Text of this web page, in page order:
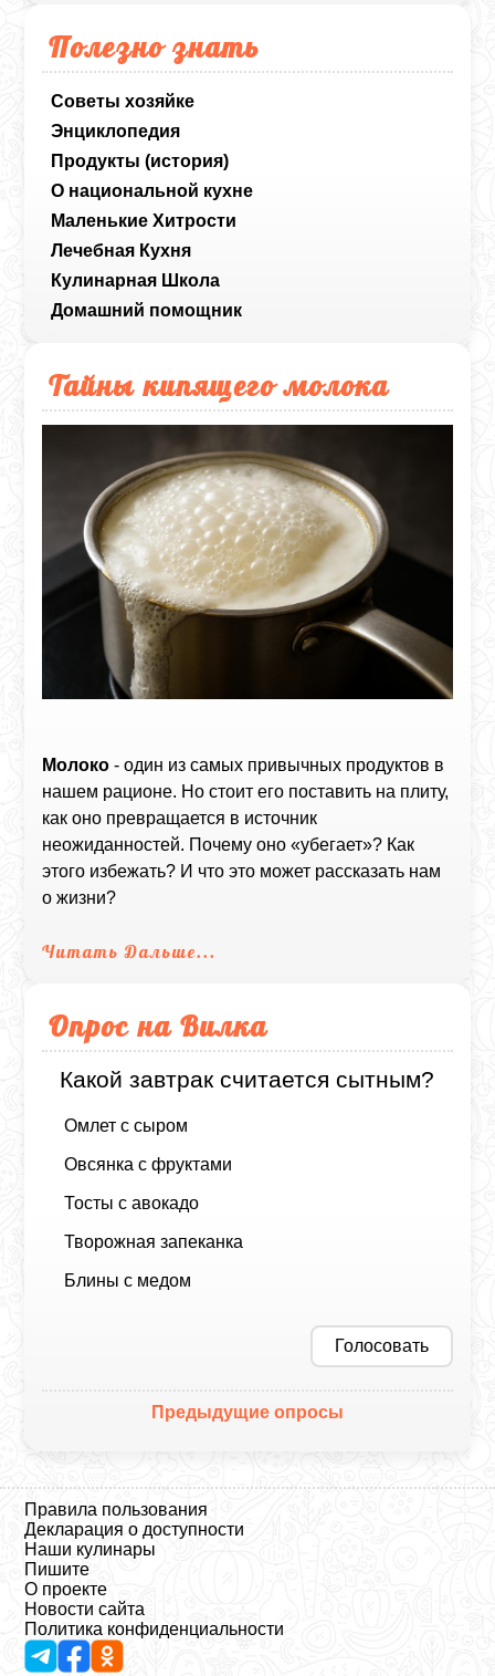
Полезно знать
Советы хозяйке
Энциклопедия
Продукты (история)
О национальной кухне
Маленькие Хитрости
Лечебная Кухня
Кулинарная Школа
Домашний помощник
Тайны кипящего молока
Молоко - один из самых привычных продуктов в
нашем рационе. Но стоит его поставить на плиту,
как оно превращается в источник
неожиданностей. Почему оно «убегает»? Как
этого избежать? И что это может рассказать нам
о жизни?
Читать Дальше...
Опрос на Вилка
Какой завтрак считается сытным?
Омлет с сыром
Овсянка с фруктами
Тосты с авокадо
Творожная запеканка
Блины с медом
Голосовать
Предыдущие опросы
Правила пользования
Декларация о доступности
Наши кулинары
Пишите
О проекте
Новости сайта
Политика конфиденциальности